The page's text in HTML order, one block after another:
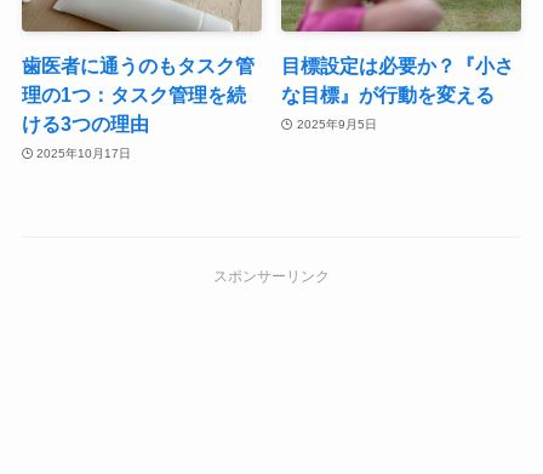
歯医者に通うのもタスク管
理の1つ：タスク管理を続
ける3つの理由
2025年10月17日
目標設定は必要か？『小さ
な目標』が行動を変える
2025年9月5日
スポンサーリンク